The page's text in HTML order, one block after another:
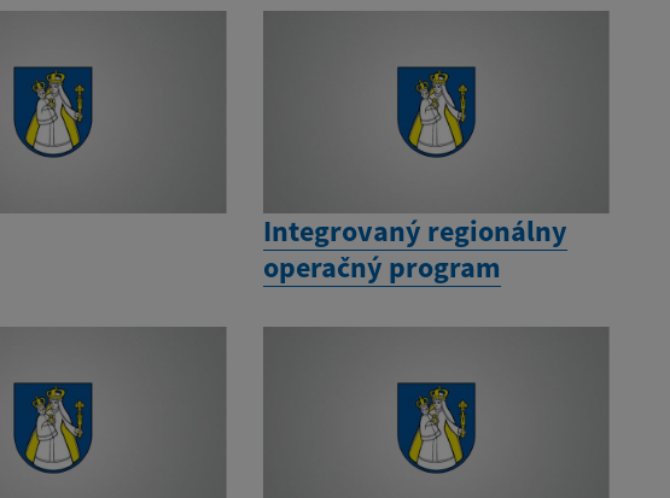
Integrovaný regionálny
operačný program